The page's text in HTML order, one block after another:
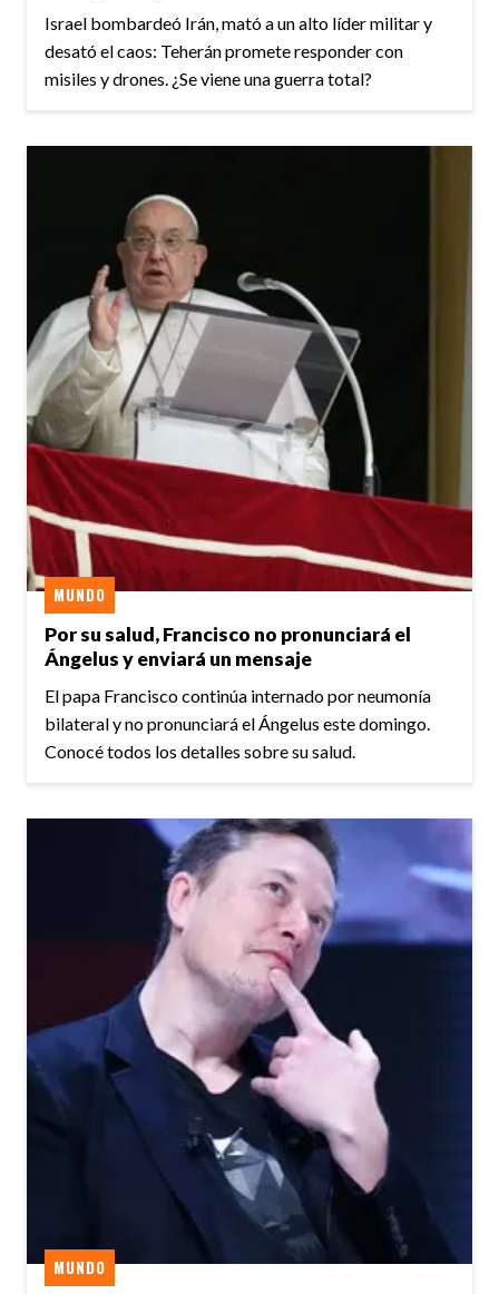
Israel bombardeó Irán, mató a un alto líder militar y
desató el caos: Teherán promete responder con
misiles y drones. ¿Se viene una guerra total?
Por su salud, Francisco no pronunciará el
Ángelus y enviará un mensaje
MUNDO
El papa Francisco continúa internado por neumonía
bilateral y no pronunciará el Ángelus este domingo.
Conocé todos los detalles sobre su salud.
MUNDO